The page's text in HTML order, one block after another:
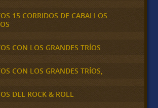
15 CORRIDOS DE CABALLOS
CON LOS GRANDES TRÍOS
CON LOS GRANDES TRÍOS,
DEL ROCK & ROLL